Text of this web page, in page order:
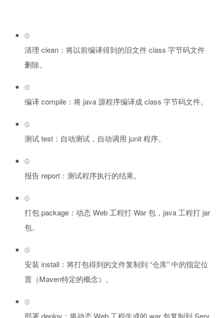
清理 clean：将以前编译得到的旧文件 class 字节码文件
删除。
编译 compile：将 java 源程序编译成 class 字节码文件。
测试 test：自动测试，自动调用 junit 程序。
报告 report：测试程序执行的结果。
打包 package：动态 Web 工程打 War 包，java 工程打 jar
包。
安装 install：将打包得到的文件复制到 “仓库” 中的指定位
置（Maven特定的概念）。
部署 deploy：将动态 Web 工程生成的 war 包复制到 Serv